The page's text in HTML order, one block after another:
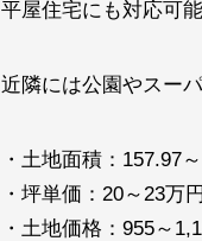
平屋住宅にも対応可
近隣には公園やスー
・土地面積：157.97
・坪単価：20～23万円
・土地価格：955～